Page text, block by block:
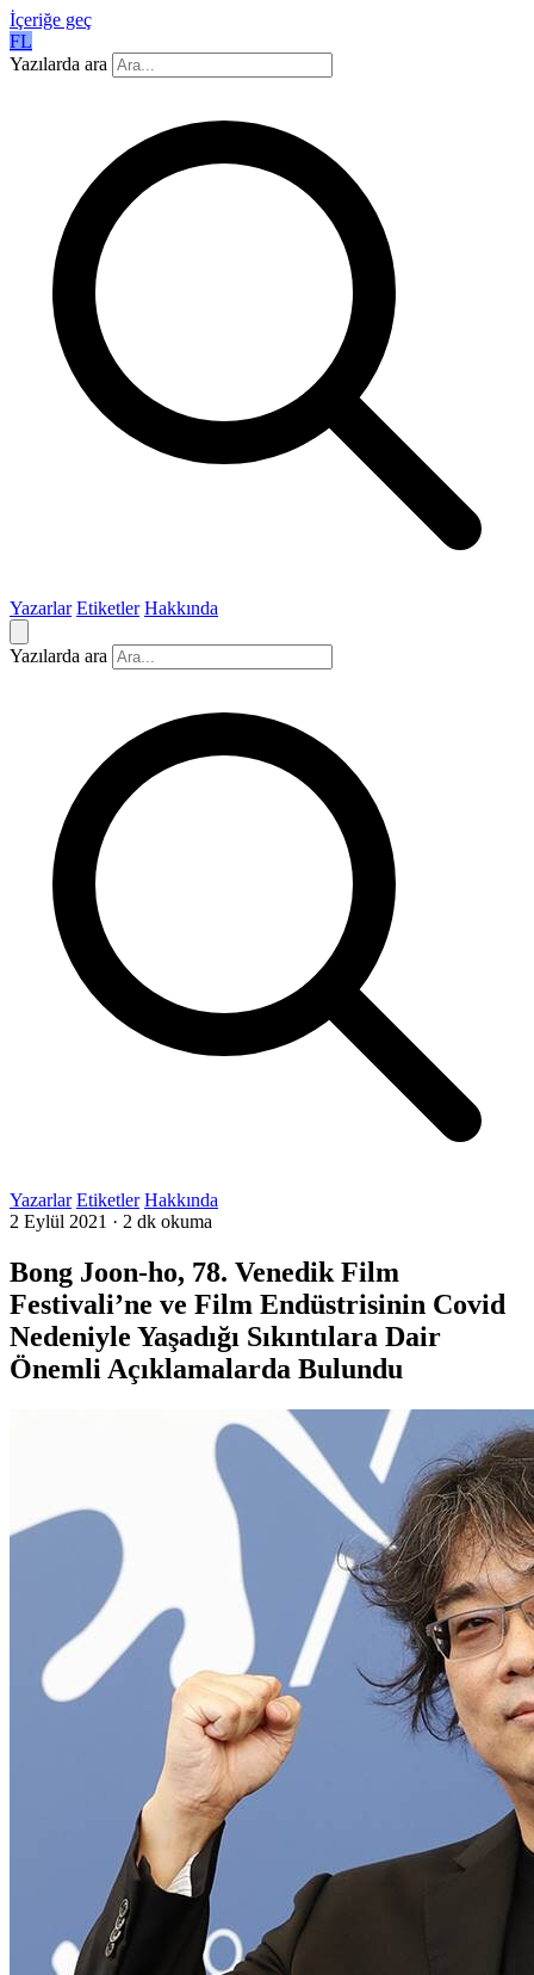
İçeriğe geç
FL
Yazılarda ara
Yazarlar Etiketler Hakkında
Yazılarda ara
Yazarlar Etiketler Hakkında
2 Eylül 2021 · 2 dk okuma
Bong Joon-ho, 78. Venedik Film
Festivali’ne ve Film Endüstrisinin Covid
Nedeniyle Yaşadığı Sıkıntılara Dair
Önemli Açıklamalarda Bulundu